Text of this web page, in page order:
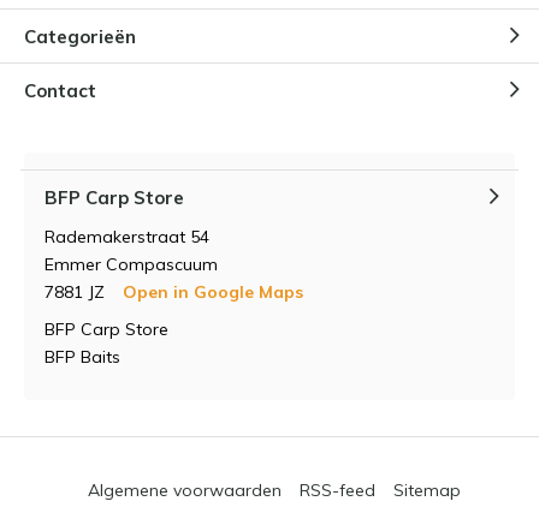
Categorieën
Contact
BFP Carp Store
Rademakerstraat 54
Emmer Compascuum
7881 JZ
Open in Google Maps
BFP Carp Store
BFP Baits
Algemene voorwaarden RSS-feed Sitemap